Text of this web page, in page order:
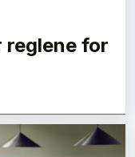
reglene for